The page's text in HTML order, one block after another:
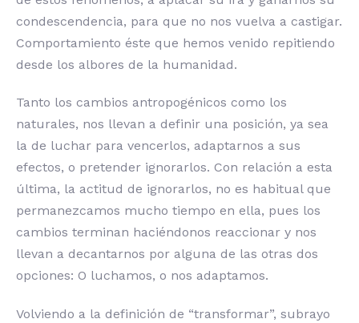
condescendencia, para que no nos vuelva a castigar.
Comportamiento éste que hemos venido repitiendo
desde los albores de la humanidad.
Tanto los cambios antropogénicos como los
naturales, nos llevan a definir una posición, ya sea
la de luchar para vencerlos, adaptarnos a sus
efectos, o pretender ignorarlos. Con relación a esta
última, la actitud de ignorarlos, no es habitual que
permanezcamos mucho tiempo en ella, pues los
cambios terminan haciéndonos reaccionar y nos
llevan a decantarnos por alguna de las otras dos
opciones: O luchamos, o nos adaptamos.
Volviendo a la definición de “transformar”, subrayo